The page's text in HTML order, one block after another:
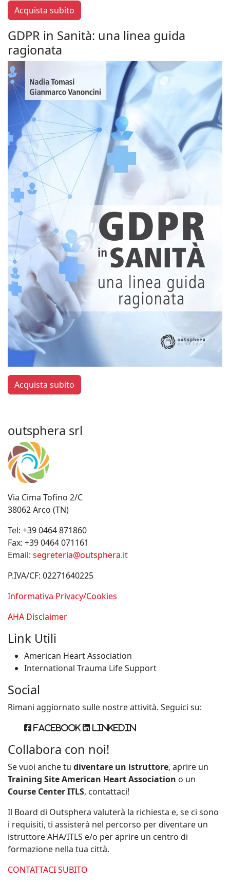
Acquista subito
GDPR in Sanità: una linea guida
ragionata
Acquista subito
outsphera srl
Via Cima Tofino 2/C
38062 Arco (TN)
Tel: +39 0464 871860
Fax: +39 0464 071161
Email: segreteria@outsphera.it
P.IVA/CF: 02271640225
Informativa Privacy/Cookies
AHA Disclaimer
Link Utili
American Heart Association
International Trauma Life Support
Social
Rimani aggiornato sulle nostre attività. Seguici su:
Facebook Linkedin
Collabora con noi!
Se vuoi anche tu diventare un istruttore, aprire un
Training Site American Heart Association o un
Course Center ITLS, contattaci!
Il Board di Outsphera valuterà la richiesta e, se ci sono
i requisiti, ti assisterà nel percorso per diventare un
istruttore AHA/ITLS e/o per aprire un centro di
formazione nella tua città.
CONTATTACI SUBITO